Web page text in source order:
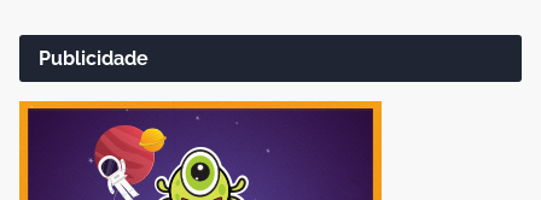
Publicidade